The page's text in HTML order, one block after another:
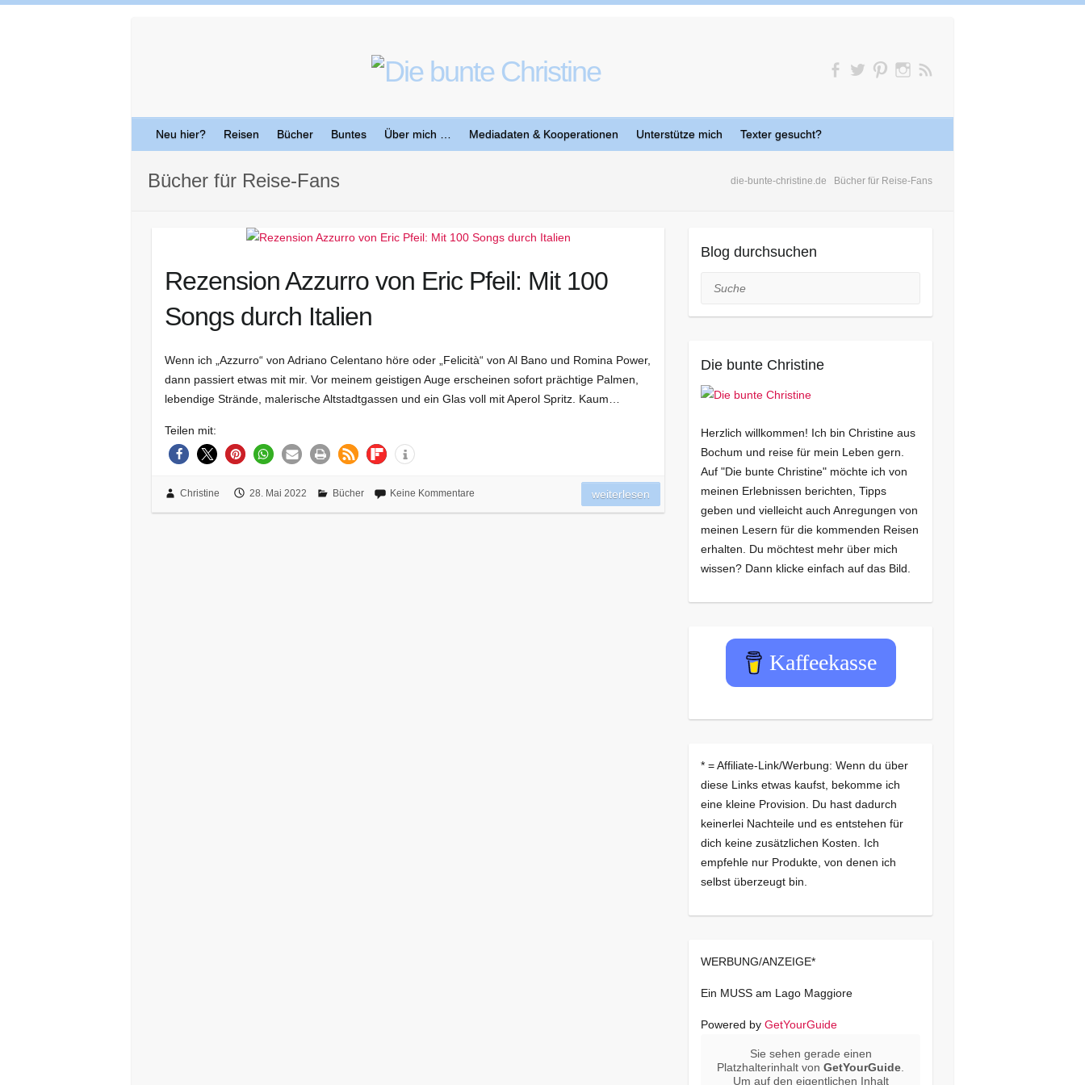
Neu hier? Reisen Bücher Buntes Über mich … Mediadaten & Kooperationen Unterstütze mich Texter gesucht?
die-bunte-christine.de Bücher für Reise-Fans
Bücher für Reise-Fans
Rezension Azzurro von Eric Pfeil: Mit 100
Songs durch Italien
Wenn ich „Azzurro“ von Adriano Celentano höre oder „Felicità“ von Al Bano und Romina Power,
dann passiert etwas mit mir. Vor meinem geistigen Auge erscheinen sofort prächtige Palmen,
lebendige Strände, malerische Altstadtgassen und ein Glas voll mit Aperol Spritz. Kaum…
Teilen mit:
Christine 28. Mai 2022 Bücher Keine Kommentare weiterlesen
Blog durchsuchen
Suche
Die bunte Christine
Herzlich willkommen! Ich bin Christine aus
Bochum und reise für mein Leben gern.
Auf "Die bunte Christine" möchte ich von
meinen Erlebnissen berichten, Tipps
geben und vielleicht auch Anregungen von
meinen Lesern für die kommenden Reisen
erhalten. Du möchtest mehr über mich
wissen? Dann klicke einfach auf das Bild.
Kaffeekasse
* = Affiliate-Link/Werbung: Wenn du über
diese Links etwas kaufst, bekomme ich
eine kleine Provision. Du hast dadurch
keinerlei Nachteile und es entstehen für
dich keine zusätzlichen Kosten. Ich
empfehle nur Produkte, von denen ich
selbst überzeugt bin.
WERBUNG/ANZEIGE*
Ein MUSS am Lago Maggiore
Powered by GetYourGuide
Sie sehen gerade einen
Platzhalterinhalt vonGetYourGuide
Um auf den eigentlichen Inhalt